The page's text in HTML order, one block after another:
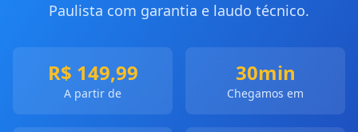
Paulista com garantia e laudo técnico.
R$ 149,99
A partir de
30min
Chegamos em